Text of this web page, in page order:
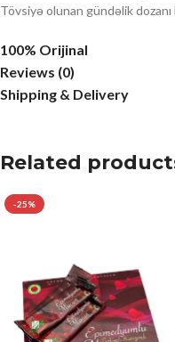
Tövsiyə olunan gündəlik
100% Orijinal
Reviews (0)
Shipping & Delivery
Related
-25%